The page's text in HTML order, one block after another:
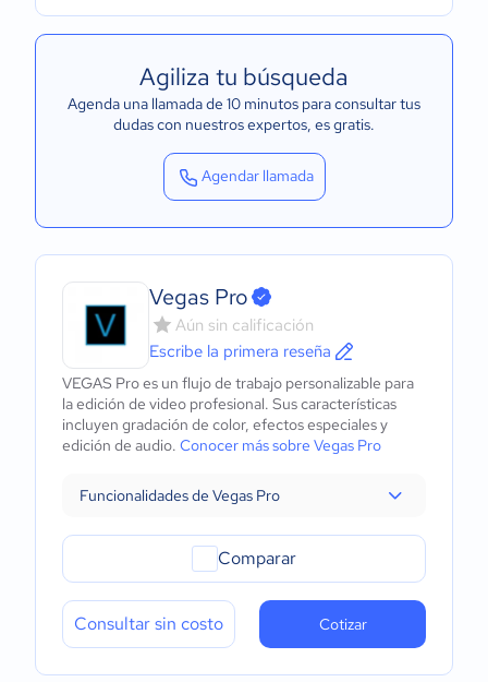
Agiliza tu búsqueda
Agenda una llamada de 10 minutos para consultar tus
dudas con nuestros expertos, es gratis.
Agendar llamada
Vegas Pro
Aún sin calificación
Escribe la primera reseña
VEGAS Pro es un flujo de trabajo personalizable para
la edición de video profesional. Sus características
incluyen gradación de color, efectos especiales y
edición de audio. Conocer más sobre Vegas Pro
Funcionalidades de Vegas Pro
Comparar
Consultar sin costo Cotizar